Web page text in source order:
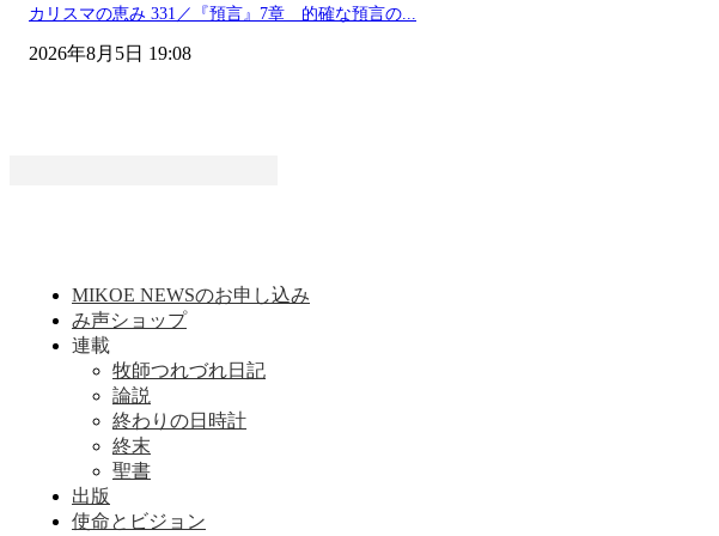
カリスマの恵み 331／『預言』7章 的確な預言の...
2026年8月5日 19:08
MIKOE NEWSのお申し込み
み声ショップ
連載
牧師つれづれ日記
論説
終わりの日時計
終末
聖書
出版
使命とビジョン